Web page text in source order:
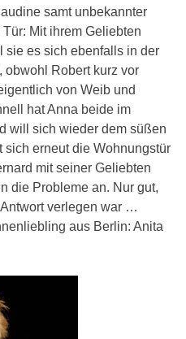
samt unbekannter
Mit ihrem Geliebten
sie es sich ebenfalls in der
obwohl Robert kurz vor
von Weib und
hat Anna beide im
will sich wieder dem süßen
sich erneut die Wohnungstür
mit seiner Geliebten
die Probleme an. Nur gut,
verlegen war …
aus Berlin: Anita